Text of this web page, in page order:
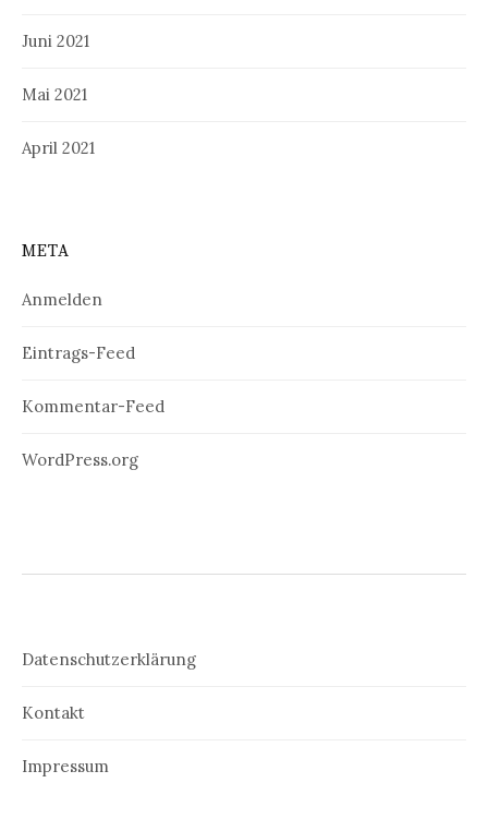
Juni 2021
Mai 2021
April 2021
META
Anmelden
Eintrags-Feed
Kommentar-Feed
WordPress.org
Datenschutzerklärung
Kontakt
Impressum